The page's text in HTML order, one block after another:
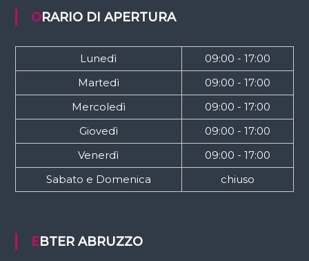
ORARIO DI APERTURA
Lunedì
09:00 - 17:00
Martedì
09:00 - 17:00
Mercoledì
09:00 - 17:00
Giovedì
09:00 - 17:00
Venerdì
09:00 - 17:00
Sabato e Domenica
chiuso
EBTER ABRUZZO